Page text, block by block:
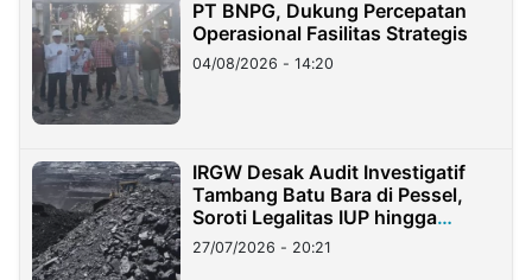
PT BNPG, Dukung Percepatan
Operasional Fasilitas Strategis
04/08/2026 - 14:20
IRGW Desak Audit Investigatif
Tambang Batu Bara di Pessel,
Soroti Legalitas IUP hingga
Stockpile
27/07/2026 - 20:21